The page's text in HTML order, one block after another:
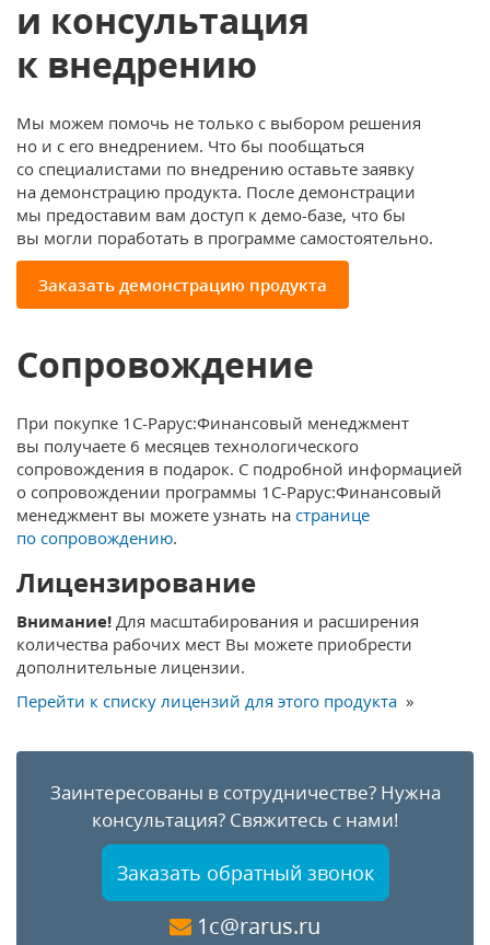
и консультация
к внедрению
Мы можем помочь не только с выбором решения
но и с его внедрением. Что бы пообщаться
со специалистами по внедрению оставьте заявку
на демонстрацию продукта. После демонстрации
мы предоставим вам доступ к демо-базе, что бы
вы могли поработать в программе самостоятельно.
Заказать демонстрацию продукта
Сопровождение
При покупке 1С-Рарус:Финансовый менеджмент
вы получаете 6 месяцев технологического
сопровождения в подарок. С подробной информацией
о сопровождении программы 1С-Рарус:Финансовый
менеджмент вы можете узнать на странице
по сопровождению.
Лицензирование
Внимание! Для масштабирования и расширения
количества рабочих мест Вы можете приобрести
дополнительные лицензии.
Перейти к списку лицензий для этого продукта »
Заинтересованы в сотрудничестве?Нужна
консультация? Свяжитесь с нами!
Заказать обратный звонок
1c@rarus.ru